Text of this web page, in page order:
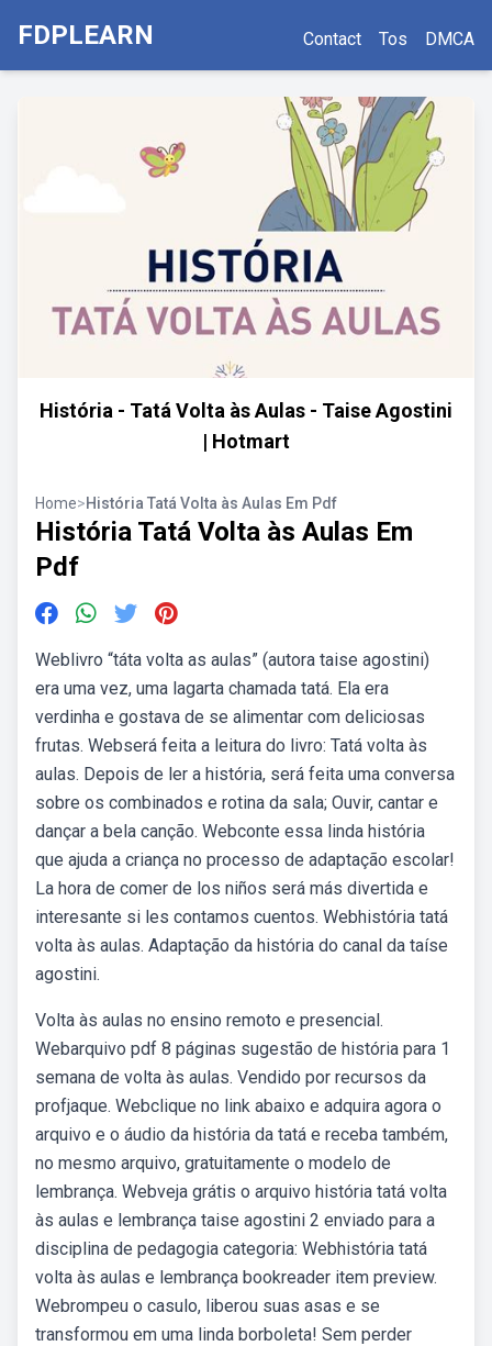
FDPLEARN Contact Tos DMCA
História - Tatá Volta às Aulas - Taise Agostini
| Hotmart
Home>História Tatá Volta às Aulas Em Pdf
História Tatá Volta às Aulas Em
Pdf
Weblivro “táta volta as aulas” (autora taise agostini)
era uma vez, uma lagarta chamada tatá. Ela era
verdinha e gostava de se alimentar com deliciosas
frutas. Webserá feita a leitura do livro: Tatá volta às
aulas. Depois de ler a história, será feita uma conversa
sobre os combinados e rotina da sala; Ouvir, cantar e
dançar a bela canção. Webconte essa linda história
que ajuda a criança no processo de adaptação escolar!
La hora de comer de los niños será más divertida e
interesante si les contamos cuentos. Webhistória tatá
volta às aulas. Adaptação da história do canal da taíse
agostini.
Volta às aulas no ensino remoto e presencial.
Webarquivo pdf 8 páginas sugestão de história para 1
semana de volta às aulas. Vendido por recursos da
profjaque. Webclique no link abaixo e adquira agora o
arquivo e o áudio da história da tatá e receba também,
no mesmo arquivo, gratuitamente o modelo de
lembrança. Webveja grátis o arquivo história tatá volta
às aulas e lembrança taise agostini 2 enviado para a
disciplina de pedagogia categoria: Webhistória tatá
volta às aulas e lembrança bookreader item preview.
Webrompeu o casulo, liberou suas asas e se
transformou em uma linda borboleta! Sem perder